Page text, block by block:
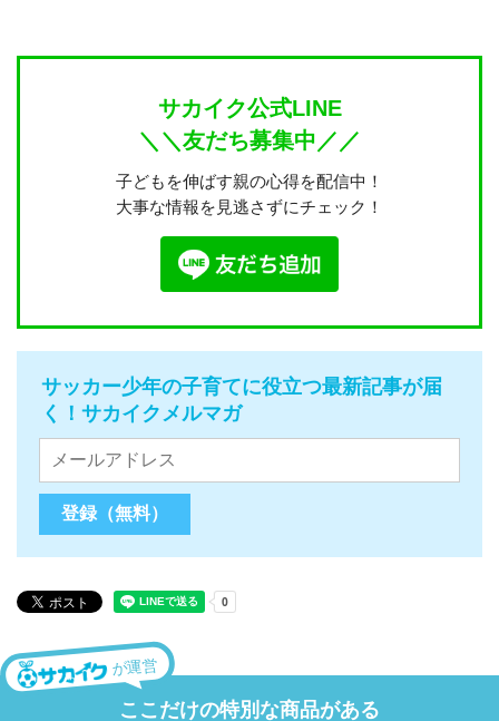
サカイク公式LINE
＼＼友だち募集中／／
子どもを伸ばす親の心得を配信中！
大事な情報を見逃さずにチェック！
サッカー少年の子育てに役立つ最新記事が届
く！サカイクメルマガ
が運営
ここだけの特別な商品がある